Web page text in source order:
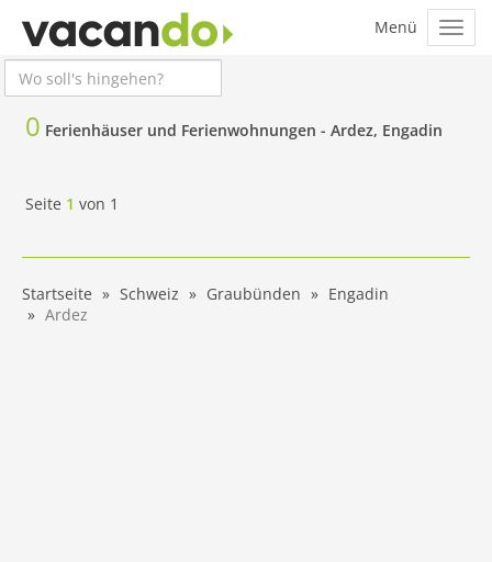
0 Ferienhäuser und Ferienwohnungen - Ardez, Engadin
Seite 1 von 1
Startseite Schweiz Graubünden
Engadin
Ardez